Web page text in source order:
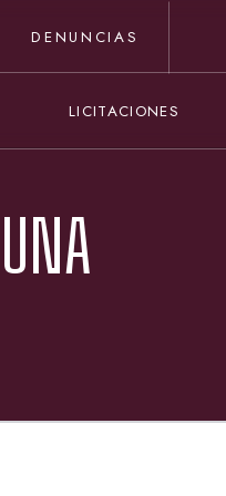
DENUNCIAS
LICITACIONES